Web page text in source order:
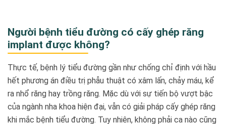
Người bệnh tiểu đường có cấy ghép răng
implant được không?
Thực tế, bệnh lý tiểu đường gần như chống chỉ định với hầu
hết phương án điều trị phẫu thuật có xâm lấn, chảy máu, kể
ra nhổ răng hay trồng răng. Mặc dù với sự tiến bộ vượt bậc
của ngành nha khoa hiện đại, vẫn có giải pháp cấy ghép răng
khi mắc bệnh tiểu đường. Tuy nhiên, không phải ca nào cũng